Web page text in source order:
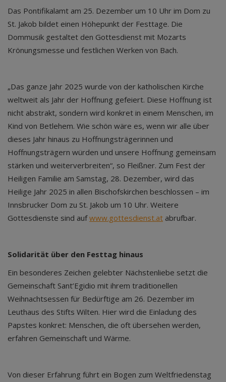
Das Pontifikalamt am 25. Dezember um 10 Uhr im Dom zu
St. Jakob bildet einen Höhepunkt der Festtage. Die
Dommusik gestaltet den Gottesdienst mit Mozarts
Krönungsmesse und festlichen Werken von Bach.
„Das ganze Jahr 2025 wurde von der katholischen Kirche
weltweit als Jahr der Hoffnung gefeiert. Diese Hoffnung ist
nicht abstrakt, sondern wird konkret in einem Menschen, im
Kind von Betlehem. Wie schön wäre es, wenn wir alle über
dieses Jahr hinaus zu Hoffnungsträgerinnen und
Hoffnungsträgern würden und unsere Hoffnung gemeinsam
stärken und weiterverbreiten“, so Fleißner. Zum Fest der
Heiligen Familie am Samstag, 28. Dezember, wird das
Heilige Jahr 2025 in allen Bischofskirchen beschlossen – im
Innsbrucker Dom zu St. Jakob um 10 Uhr. Weitere
Gottesdienste sind aufwww.gottesdienst.at abrufbar.
Solidarität über den Festtag hinaus
Ein besonderes Zeichen gelebter Nächstenliebe setzt die
Gemeinschaft Sant’Egidio mit ihrem traditionellen
Weihnachtsessen für Bedürftige am 26. Dezember im
Leuthaus des Stifts Wilten. Hier wird die Einladung des
Papstes konkret: Menschen, die oft übersehen werden,
erfahren Gemeinschaft und Wärme.
Von dieser Erfahrung führt ein Bogen zum Weltfriedenstag